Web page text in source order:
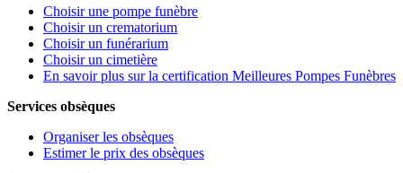
Choisir une pompe funèbre
Choisir un crematorium
Choisir un funérarium
Choisir un cimetière
En savoir plus sur la certification Meilleures Pompes Funèbres
Services obsèques
Organiser les obsèques
Estimer le prix des obsèques